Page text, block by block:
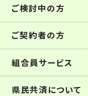
ご検討中の方
ご契約者の方
組合員サービス
県民共済について